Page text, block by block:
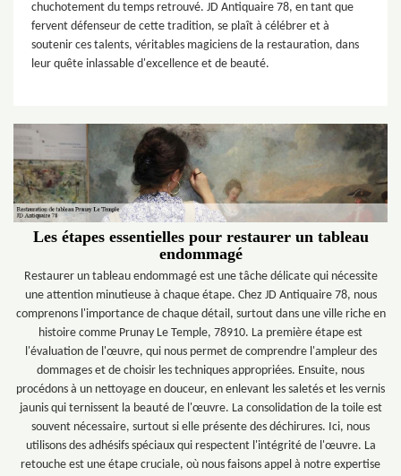
chuchotement du temps retrouvé. JD Antiquaire 78, en tant que
fervent défenseur de cette tradition, se plaît à célébrer et à
soutenir ces talents, véritables magiciens de la restauration, dans
leur quête inlassable d'excellence et de beauté.
Les étapes essentielles pour restaurer un tableau
endommagé
Restaurer un tableau endommagé est une tâche délicate qui nécessite
une attention minutieuse à chaque étape. Chez JD Antiquaire 78, nous
comprenons l'importance de chaque détail, surtout dans une ville riche en
histoire comme Prunay Le Temple, 78910. La première étape est
l'évaluation de l'œuvre, qui nous permet de comprendre l'ampleur des
dommages et de choisir les techniques appropriées. Ensuite, nous
procédons à un nettoyage en douceur, en enlevant les saletés et les vernis
jaunis qui ternissent la beauté de l'œuvre. La consolidation de la toile est
souvent nécessaire, surtout si elle présente des déchirures. Ici, nous
utilisons des adhésifs spéciaux qui respectent l'intégrité de l'œuvre. La
retouche est une étape cruciale, où nous faisons appel à notre expertise